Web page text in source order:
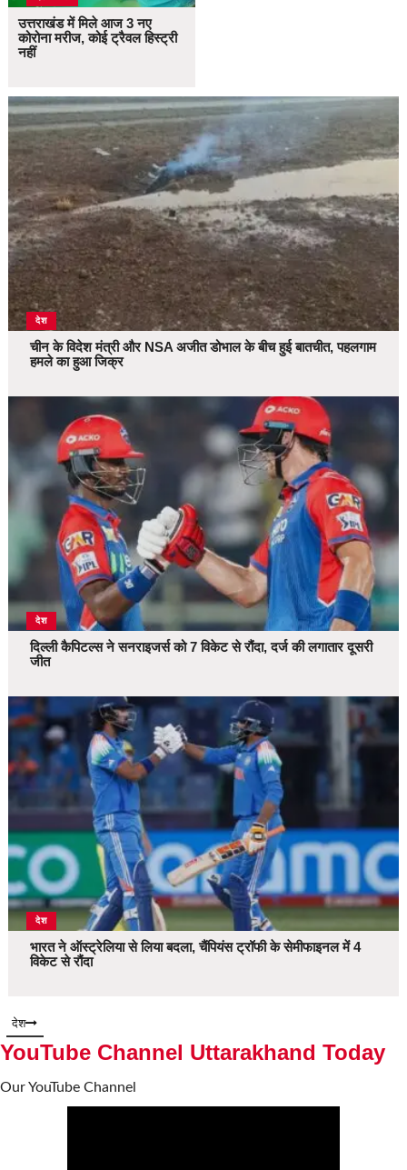
उत्तराखंड में मिले आज 3 नए
कोरोना मरीज, कोई ट्रैवल हिस्ट्री
नहीं
देश
चीन के विदेश मंत्री और NSA अजीत डोभाल के बीच हुई बातचीत, पहलगाम
हमले का हुआ जिक्र
देश
दिल्ली कैपिटल्स ने सनराइजर्स को 7 विकेट से रौंदा, दर्ज की लगातार दूसरी
जीत
देश
भारत ने ऑस्ट्रेलिया से लिया बदला, चैंपियंस ट्रॉफी के सेमीफाइनल में 4
विकेट से रौंदा
देश
YouTube Channel Uttarakhand Today
Our YouTube Channel